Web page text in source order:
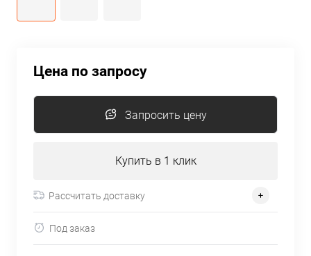
Цена по запросу
Запросить цену
Купить в 1 клик
Рассчитать доставку
Под заказ